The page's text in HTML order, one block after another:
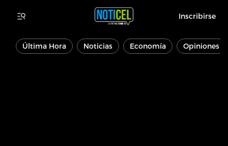
Inscribirse
Última Hora Noticias Economía Opiniones